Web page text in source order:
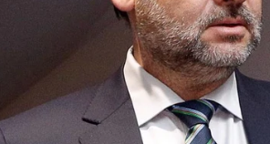
Celia de Santiago
Publicado: 20 de noviembre de 2025, 17:21